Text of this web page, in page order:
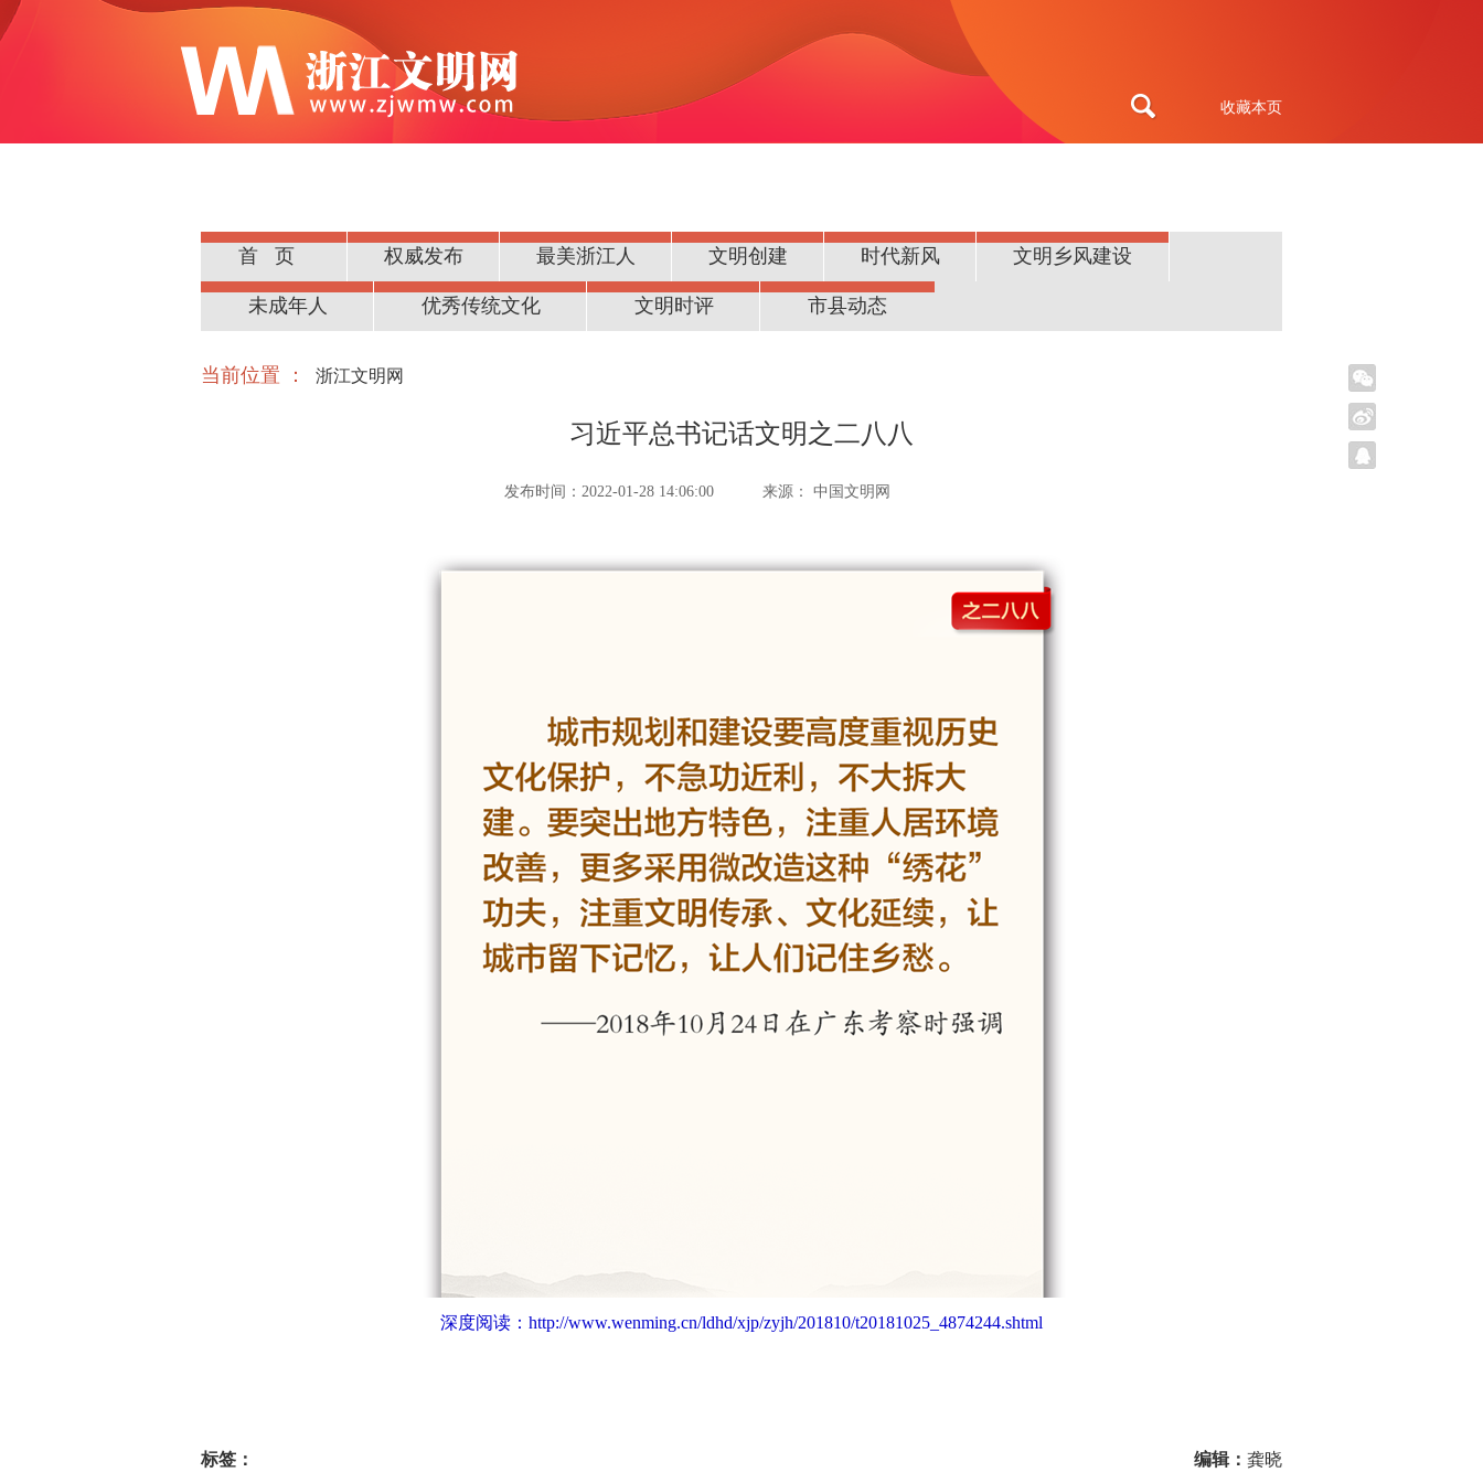
收藏本页
首页 权威发布 最美浙江人 文明创建 时代新风 文明乡风建设
公民道德
未成年人 优秀传统文化 文明时评 市县动态
当前位置 ： 浙江文明网
习近平总书记话文明之二八八
发布时间：2022-01-28 14:06:00 来源： 中国文明网
深度阅读： http://www.wenming.cn/ldhd/xjp/zyjh/201810/t20181025_4874244.shtml
标签： 编辑： 龚晓